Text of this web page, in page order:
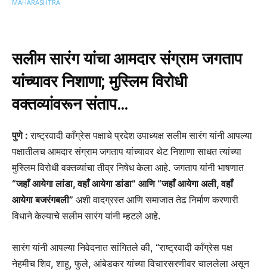
सलीम सारंग यांचा आमदार संग्राम जगताप
यांच्यावर निशाणा; मुस्लिम विरोधी
वक्तव्यांवरून संताप…
पुणे : राष्ट्रवादी काँग्रेस पक्षाचे प्रदेश उपाध्यक्ष सलीम सारंग यांनी आपल्या
पक्षातीलच आमदार संग्राम जगताप यांच्यावर थेट निशाणा साधत त्यांच्या
मुस्लिम विरोधी वक्तव्यांचा तीव्र निषेध केला आहे. जगताप यांनी भाषणात
“जहाँ आयेगा लांडा, वहाँ आयेगा डांडा” आणि “जहाँ आयेगा अली, वहाँ
आयेगा बजरंगबली” अशी वादग्रस्त आणि समाजात तेढ निर्माण करणारी
विधाने केल्याचे सलीम सारंग यांनी म्हटले आहे.
सारंग यांनी आपल्या निवेदनात सांगितले की, “राष्ट्रवादी काँग्रेस पक्ष
नेहमीच शिव, शाहू, फुले, आंबेडकर यांच्या विचारसरणीवर चाललेला असून